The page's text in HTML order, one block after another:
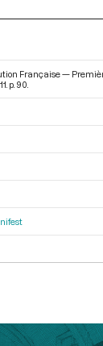
Française —
p. 90.